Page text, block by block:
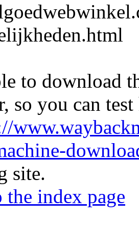
to download
so you can
site.
the index page